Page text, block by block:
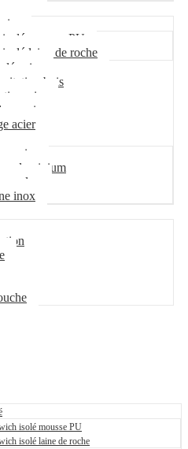
mousse PU
laine de roche
acier
bois
acier
acier
acier
acier
aluminium
galva
inox
isolé mousse PU
isolé laine de roche